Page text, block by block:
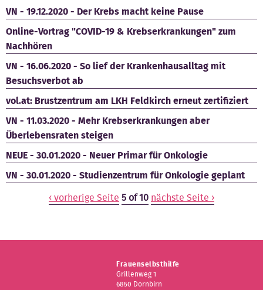
VN - 19.12.2020 - Der Krebs macht keine Pause
Online-Vortrag "COVID-19 & Krebserkrankungen" zum
Nachhören
VN - 16.06.2020 - So lief der Krankenhausalltag mit
Besuchsverbot ab
vol.at: Brustzentrum am LKH Feldkirch erneut zertifiziert
VN - 11.03.2020 - Mehr Krebserkrankungen aber
Überlebensraten steigen
NEUE - 30.01.2020 - Neuer Primar für Onkologie
VN - 30.01.2020 - Studienzentrum für Onkologie geplant
‹ vorherige Seite 5 of 10 nächste Seite ›
Frauenselbsthilfe
Grillenweg 1
6850 Dornbirn